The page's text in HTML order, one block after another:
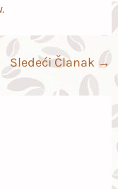
.
Sledeći Članak →